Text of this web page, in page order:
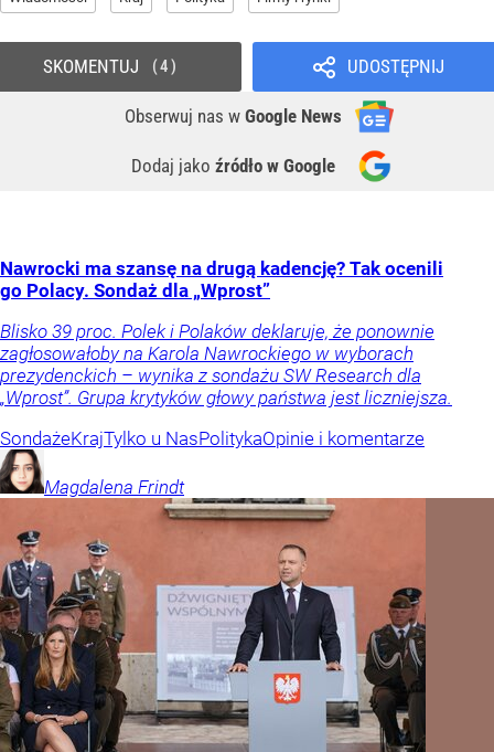
UDOSTĘPNIJ
Obserwuj nas w Google News
Dodaj jako źródło w Google
SKOMENTUJ 4
Nawrocki ma szansę na drugą kadencję? Tak ocenili
go Polacy. Sondaż dla „Wprost”
Blisko 39 proc. Polek i Polaków deklaruje, że ponownie
zagłosowałoby na Karola Nawrockiego w wyborach
prezydenckich – wynika z sondażu SW Research dla
„Wprost”. Grupa krytyków głowy państwa jest liczniejsza.
SondażeKrajTylko u NasPolitykaOpinie i komentarze
Magdalena Frindt